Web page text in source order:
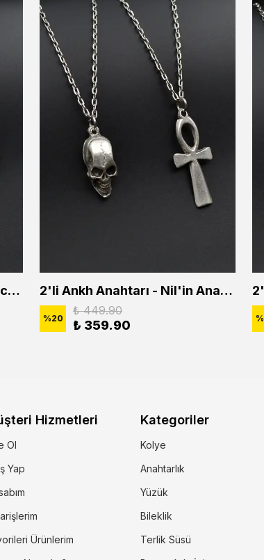
2'li Anime Attack On Titan Acrylic Maria Anime Naruto Erkek Kadın Kolye Seti 2'li Ankh Anahtarı - Nil'in Anahtarı - Kuru Kafa Erkek Kadın Kolye Seti
%20
₺ 449.90
₺ 359.90 %
Hizmetleri
Ol
Yap
Ürünlerim
Kategoriler
Kolye
Anahtarlık
Yüzük
Bileklik
Terlik Süsü